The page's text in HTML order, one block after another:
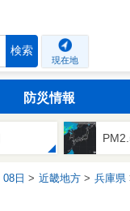
検索
現在地
防災情報
08日 近畿地方 兵庫県